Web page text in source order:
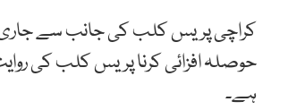
کراچی پریس کلب کی جانب سے جاری
حوصلہ افزائی کرنا پریس کلب کی
ہے۔